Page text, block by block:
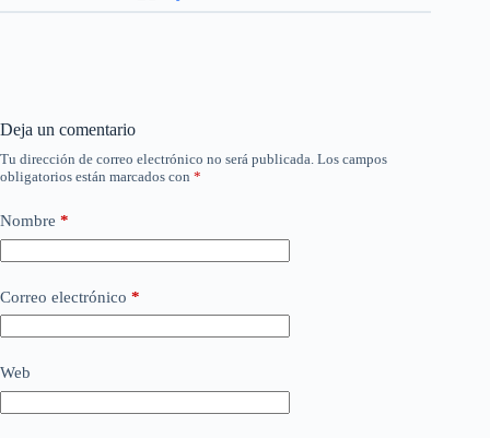
Deja un comentario
Tu dirección de correo electrónico no será publicada. Los campos
obligatorios están marcados con *
Nombre *
Correo electrónico *
Web